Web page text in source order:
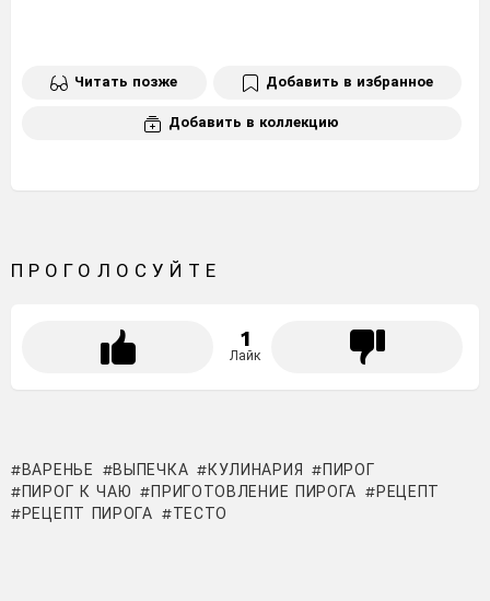
Читать позже Добавить в избранное
Добавить в коллекцию
ПРОГОЛОСУЙТЕ
1
Лайк
ВАРЕНЬЕ ВЫПЕЧКА КУЛИНАРИЯ
ПИРОГ
ПИРОГ К ЧАЮ
ПРИГОТОВЛЕНИЕ ПИРОГА
РЕЦЕПТ
РЕЦЕПТ ПИРОГА
ТЕСТО